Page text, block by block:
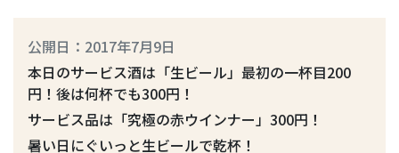
公開日：2017年7月9日
本日のサービス酒は「生ビール」最初の一杯目200
円！後は何杯でも300円！
サービス品は「究極の赤ウインナー」300円！
暑い日にぐいっと生ビールで乾杯！